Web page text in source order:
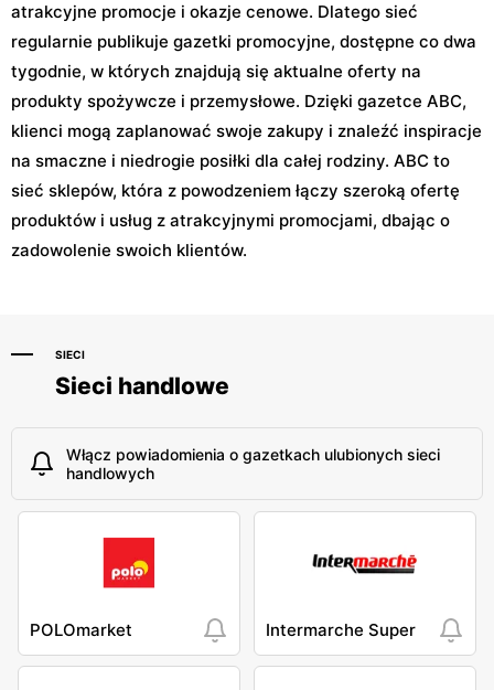
atrakcyjne promocje i okazje cenowe. Dlatego sieć
regularnie publikuje gazetki promocyjne, dostępne co dwa
tygodnie, w których znajdują się aktualne oferty na
produkty spożywcze i przemysłowe. Dzięki gazetce ABC,
klienci mogą zaplanować swoje zakupy i znaleźć inspiracje
na smaczne i niedrogie posiłki dla całej rodziny. ABC to
sieć sklepów, która z powodzeniem łączy szeroką ofertę
produktów i usług z atrakcyjnymi promocjami, dbając o
zadowolenie swoich klientów.
SIECI
Sieci handlowe
Włącz powiadomienia o gazetkach ulubionych sieci
handlowych
POLOmarket Intermarche Super